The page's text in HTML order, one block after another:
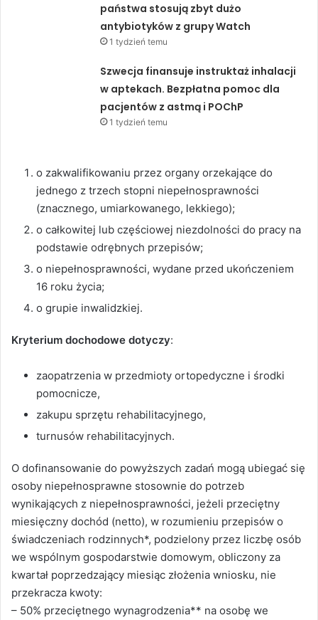
państwa stosują zbyt dużo
antybiotyków z grupy Watch
1 tydzień temu
Szwecja finansuje instruktaż inhalacji
w aptekach. Bezpłatna pomoc dla
pacjentów z astmą i POChP
1 tydzień temu
o zakwalifikowaniu przez organy orzekające do
jednego z trzech stopni niepełnosprawności
(znacznego, umiarkowanego, lekkiego);
o całkowitej lub częściowej niezdolności do pracy na
podstawie odrębnych przepisów;
o niepełnosprawności, wydane przed ukończeniem
16 roku życia;
o grupie inwalidzkiej.
Kryterium dochodowe dotyczy:
zaopatrzenia w przedmioty ortopedyczne i środki
pomocnicze,
zakupu sprzętu rehabilitacyjnego,
turnusów rehabilitacyjnych.
O dofinansowanie do powyższych zadań mogą ubiegać się
osoby niepełnosprawne stosownie do potrzeb
wynikających z niepełnosprawności, jeżeli przeciętny
miesięczny dochód (netto), w rozumieniu przepisów o
świadczeniach rodzinnych*, podzielony przez liczbę osób
we wspólnym gospodarstwie domowym, obliczony za
kwartał poprzedzający miesiąc złożenia wniosku, nie
przekracza kwoty:
– 50% przeciętnego wynagrodzenia** na osobę we